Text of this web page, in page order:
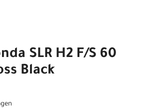
SLR H2 F/S 60
Black